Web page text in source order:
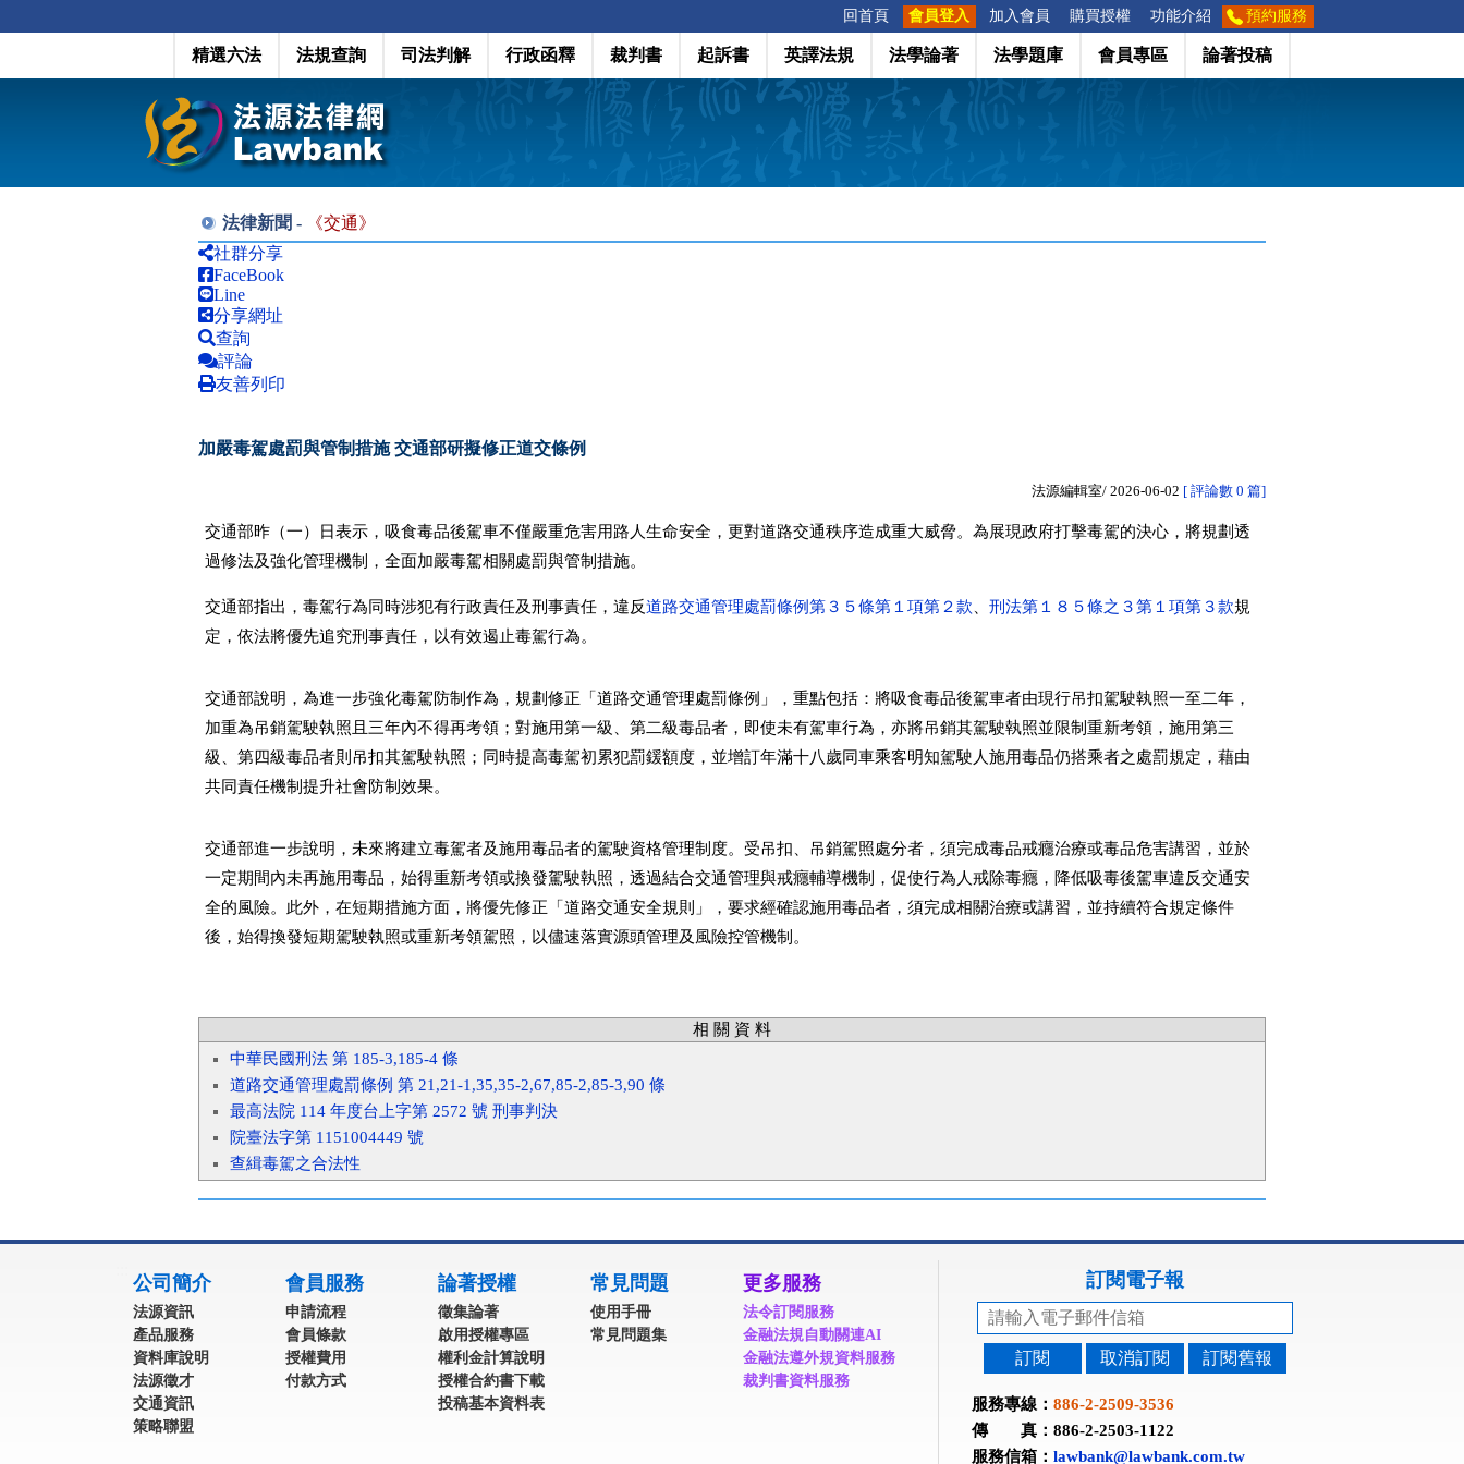
回首頁 會員登入 加入會員 購買授權 功能介紹 預約服務
精選六法 法規查詢 司法判解 行政函釋 裁判書 起訴書 英譯法規 法學論著 法學題庫 會員專區 論著投稿
法律新聞 - 《交通》
社群分享
FaceBook
Line
分享網址
查詢
評論
友善列印
加嚴毒駕處罰與管制措施 交通部研擬修正道交條例
法源編輯室/ 2026-06-02 [ 評論數 0 篇]
交通部昨（一）日表示，吸食毒品後駕車不僅嚴重危害用路人生命安全，更對道路交通秩序造成重大威脅。為展現政府打擊毒駕的決心，將規劃透
過修法及強化管理機制，全面加嚴毒駕相關處罰與管制措施。
交通部指出，毒駕行為同時涉犯有行政責任及刑事責任，違反道路交通管理處罰條例第３５條第１項第２款 刑法第１８５條之３第１項第３款規
定，依法將優先追究刑事責任，以有效遏止毒駕行為。
交通部說明，為進一步強化毒駕防制作為，規劃修正「道路交通管理處罰條例」，重點包括：將吸食毒品後駕車者由現行吊扣駕駛執照一至二年，
加重為吊銷駕駛執照且三年內不得再考領；對施用第一級、第二級毒品者，即使未有駕車行為，亦將吊銷其駕駛執照並限制重新考領，施用第三
級、第四級毒品者則吊扣其駕駛執照；同時提高毒駕初累犯罰鍰額度，並增訂年滿十八歲同車乘客明知駕駛人施用毒品仍搭乘者之處罰規定，藉由
共同責任機制提升社會防制效果。
交通部進一步說明，未來將建立毒駕者及施用毒品者的駕駛資格管理制度。受吊扣、吊銷駕照處分者，須完成毒品戒癮治療或毒品危害講習，並於
一定期間內未再施用毒品，始得重新考領或換發駕駛執照，透過結合交通管理與戒癮輔導機制，促使行為人戒除毒癮，降低吸毒後駕車違反交通安
全的風險。此外，在短期措施方面，將優先修正「道路交通安全規則」，要求經確認施用毒品者，須完成相關治療或講習，並持續符合規定條件
後，始得換發短期駕駛執照或重新考領駕照，以儘速落實源頭管理及風險控管機制。
相 關 資 料
中華民國刑法 第 185-3,185-4 條
道路交通管理處罰條例 第 21,21-1,35,35-2,67,85-2,85-3,90 條
最高法院 114 年度台上字第 2572 號 刑事判決
院臺法字第 1151004449 號
查緝毒駕之合法性
公司簡介
法源資訊
產品服務
資料庫說明
法源徵才
交通資訊
策略聯盟
會員服務
申請流程
會員條款
授權費用
付款方式
論著授權
徵集論著
啟用授權專區
權利金計算說明
授權合約書下載
投稿基本資料表
常見問題
使用手冊
常見問題集
更多服務
法令訂閱服務
金融法規自動關連AI
金融法遵外規資料服務
裁判書資料服務
訂閱電子報
訂閱 取消訂閱 訂閱舊報
服務專線： 886-2-2509-3536
傳 真：886-2-2503-1122
服務信箱： lawbank@lawbank.com.tw